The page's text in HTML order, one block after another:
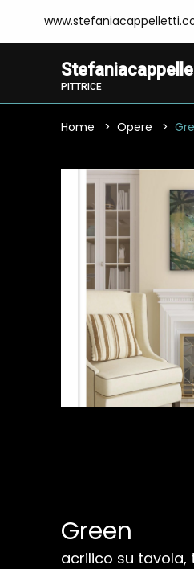
PITTRICE
Home Opere
Green
acrilico su tavola,